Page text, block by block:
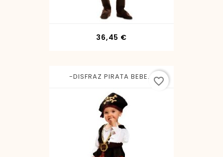
36,45 €
-DISFRAZ PIRATA BEBE...favorite_border